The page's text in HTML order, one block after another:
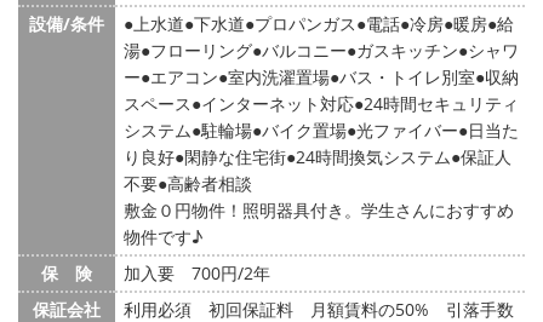
設備/条件
上水道 下水道 プロパンガス 電話 冷房 暖房 給
湯 フローリング バルコニー ガスキッチン シャワ
ー エアコン 室内洗濯置場 バス・トイレ別室 収納
スペース インターネット対応 24時間セキュリティ
システム 駐輪場 バイク置場 光ファイバー 日当た
り良好 閑静な住宅街 24時間換気システム 保証人
不要 高齢者相談
敷金０円物件！照明器具付き。学生さんにおすすめ
物件です♪
保 険
加入要 700円/2年
保証会社
利用必須 初回保証料 月額賃料の50% 引落手数